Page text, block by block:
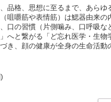
品格、思想に至るまで、あらゆ
咀嚼筋や表情筋）は鰓器由来
口の習慣（片側噛み、口呼吸な
へと繋がる「ど忘れ医学・生物
き、顔の健康が全身の生命活動